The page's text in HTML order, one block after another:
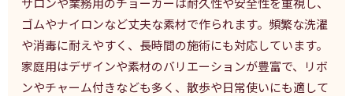
ゴムやナイロンなど丈夫な素材で作られます。頻繁な洗濯
や消毒に耐えやすく、長時間の施術にも対応しています。
家庭用はデザインや素材のバリエーションが豊富で、リボ
ンやチャーム付きなども多く、散歩や日常使いにも適して